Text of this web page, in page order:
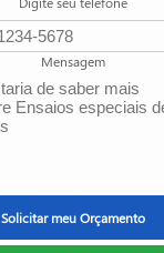
Mensagem
Solicitar meu Orçamento